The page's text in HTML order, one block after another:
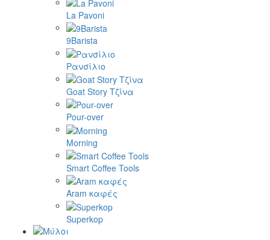
La Pavoni
9Barista
Ρανσίλιο
Goat Story Τζίνα
Pour-over
Morning
Smart Coffee Tools
Aram καφές
Superkop